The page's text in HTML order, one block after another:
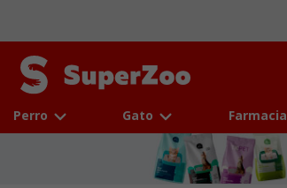
Perro Gato Farmacia